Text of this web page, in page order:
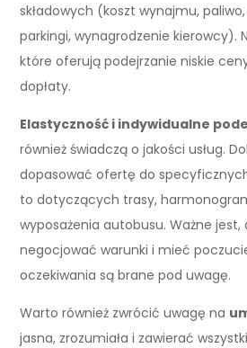
składowych (koszt wynajmu,
parkingi, wynagrodzenie kierowcy).
które oferują podejrzanie niskie
dopłaty.
Elastyczność i indywidualne
również świadczą o jakości usług.
dopasować ofertę do
to dotyczących trasy,
wyposażenia autobusu. Ważne
negocjować warunki i mieć
oczekiwania są brane pod uwagę.
Warto również zwrócić uwagę na
jasna, zrozumiała i zawierać